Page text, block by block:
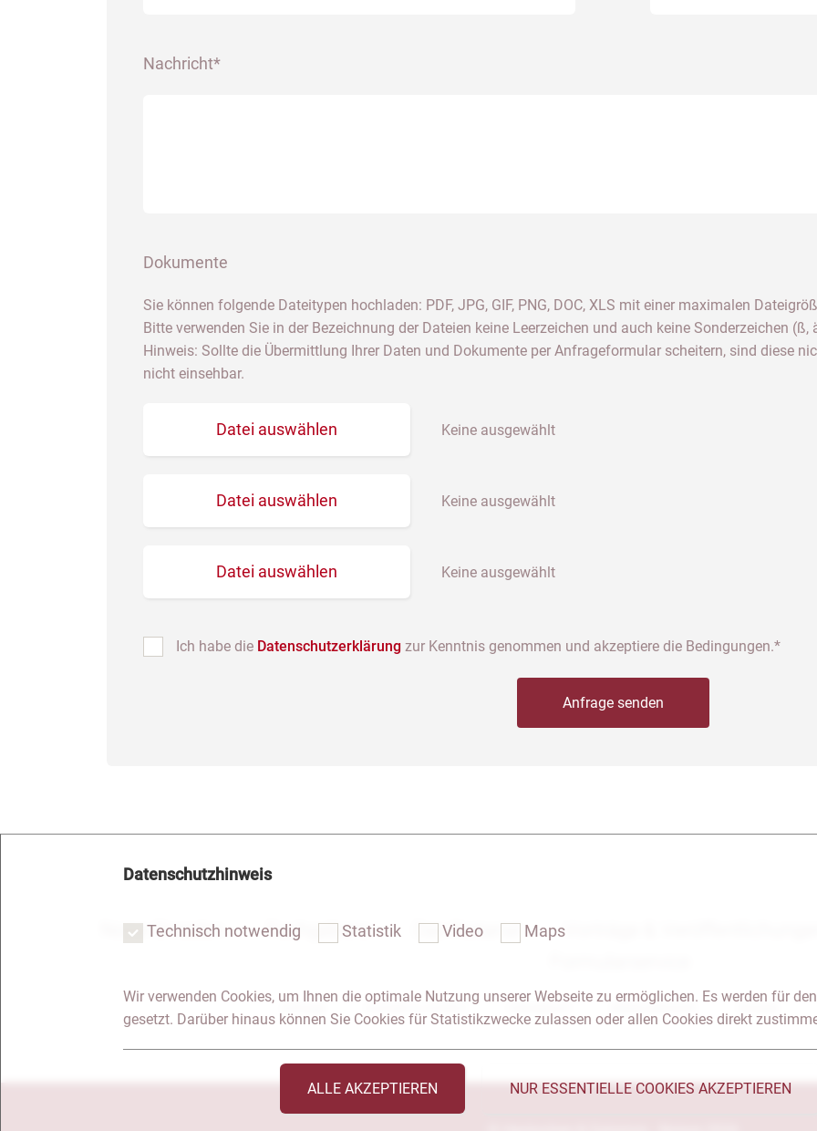
Nachricht*
Dokumente
Sie können folgende Dateitypen hochladen: PDF, JPG, GIF, PNG, DOC, XLS mit einer maximalen
Bitte verwenden Sie in der Bezeichnung der Dateien keine Leerzeichen und auch keine Sonderzeichen (ß,
Hinweis: Sollte die Übermittlung Ihrer Daten und Dokumente per Anfrageformular scheitern, sind diese
nicht einsehbar.
Datei auswählen Keine ausgewählt
Datei auswählen Keine ausgewählt
Datei auswählen Keine ausgewählt
Ich habe die Datenschutzerklärung zur Kenntnis genommen und akzeptiere die Bedingungen.*
Anfrage senden
Notar Dresden Fachgebiete Das Notariat
Vorträge &
Kontakt & Anfahrt Seitenübersicht
Datenschutzhinweis
Technisch notwendig Statistik Video Maps
Wir verwenden Cookies, um Ihnen die optimale Nutzung unserer Webseite zu ermöglichen. Es werden für
gesetzt. Darüber hinaus können Sie Cookies für Statistikzwecke zulassen oder allen Cookies direkt
ALLE AKZEPTIEREN NUR ESSENTIELLE COOKIES AKZEPTIEREN